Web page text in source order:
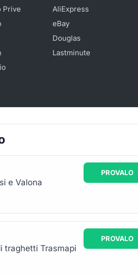
Prive
AliExpress
eBay
Douglas
Lastminute
e Valona
PROVALO
traghetti Trasmapi
PROVALO